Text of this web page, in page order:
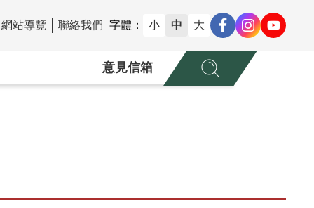
網站導覽 聯絡我們 字體： 小 中 大
意見信箱